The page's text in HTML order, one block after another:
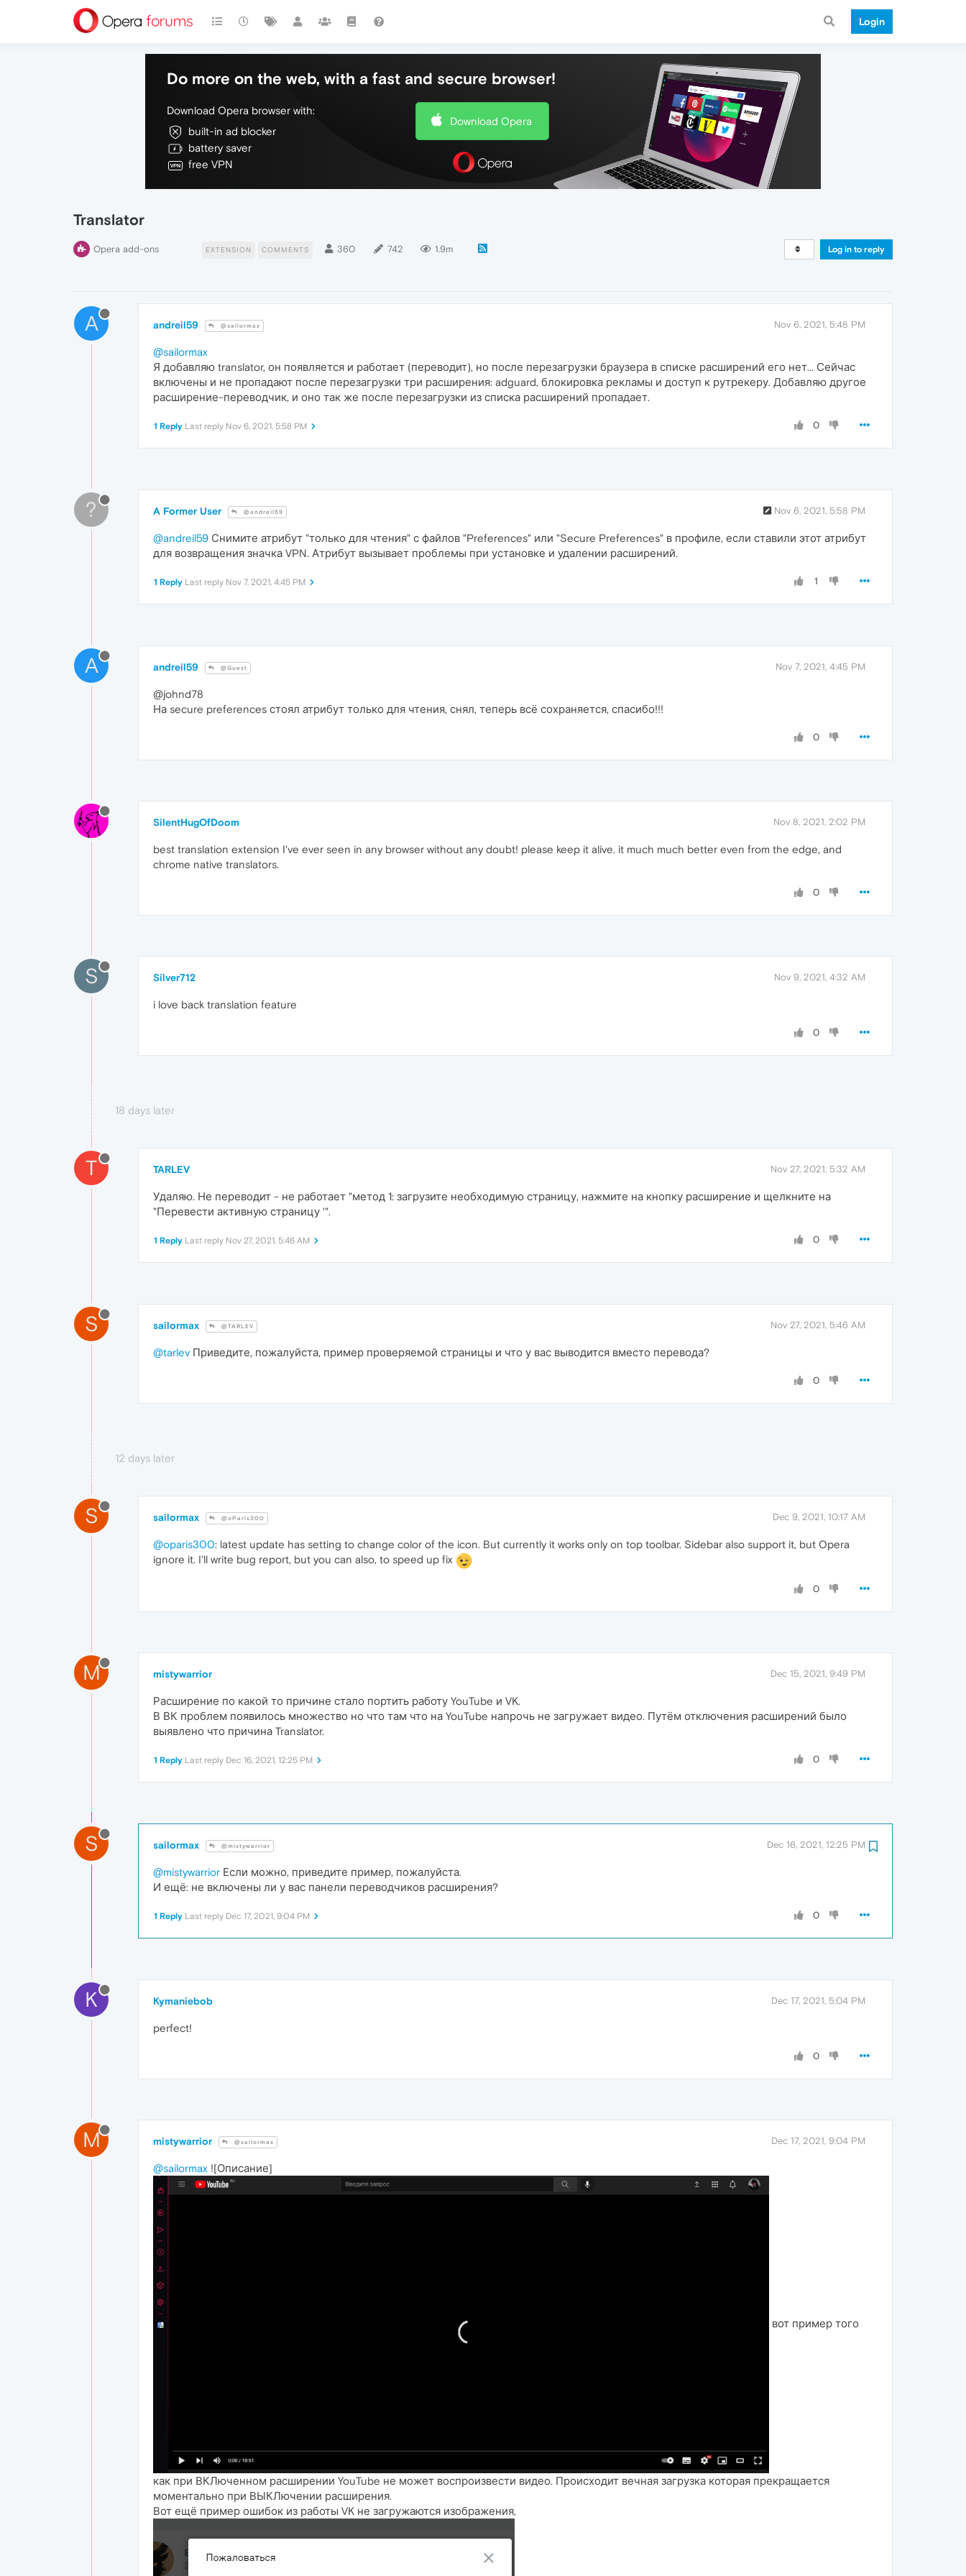
Login
Do more on the web, with a fast and secure browser!
Download Opera browser with:
built-in ad blocker
battery saver
free VPN
Download Opera
Translator
Opera add-ons EXTENSION COMMENTS 360 742 1.9m Log in to reply
A andreil59 @sailormax Nov 6, 2021, 5:48 PM
@sailormax
Я добавляю translator, он появляется и работает (переводит), но после перезагрузки браузера в списке расширений его нет... Сейчас
включены и не пропадают после перезагрузки три расширения: adguard, блокировка рекламы и доступ к рутрекеру. Добавляю другое
расширение-переводчик, и оно так же после перезагрузки из списка расширений пропадает.
0
1 Reply Last reply Nov 6, 2021, 5:58 PM
? A Former User @andreil59 Nov 6, 2021, 5:58 PM
@andreil59 Снимите атрибут "только для чтения" с файлов "Preferences" или "Secure Preferences" в профиле, если ставили этот атрибут
для возвращения значка VPN. Атрибут вызывает проблемы при установке и удалении расширений.
1
1 Reply Last reply Nov 7, 2021, 4:45 PM
A andreil59 @Guest Nov 7, 2021, 4:45 PM
@johnd78
На secure preferences стоял атрибут только для чтения, снял, теперь всё сохраняется, спасибо!!!
0
SilentHugOfDoom Nov 8, 2021, 2:02 PM
best translation extension I've ever seen in any browser without any doubt! please keep it alive. it much much better even from the edge, and
chrome native translators.
0
S Silver712 Nov 9, 2021, 4:32 AM
i love back translation feature
0
18 days later
T TARLEV Nov 27, 2021, 5:32 AM
Удаляю. Не переводит - не работает "метод 1: загрузите необходимую страницу, нажмите на кнопку расширение и щелкните на
"Перевести активную страницу '".
0
1 Reply Last reply Nov 27, 2021, 5:46 AM
S sailormax @TARLEV Nov 27, 2021, 5:46 AM
@tarlev Приведите, пожалуйста, пример проверяемой страницы и что у вас выводится вместо перевода?
0
12 days later
S sailormax @oParis300 Dec 9, 2021, 10:17 AM
@oparis300: latest update has setting to change color of the icon. But currently it works only on top toolbar. Sidebar also support it, but Opera
ignore it. I'll write bug report, but you can also, to speed up fix
0
M mistywarrior Dec 15, 2021, 9:49 PM
Расширение по какой то причине стало портить работу YouTube и VK.
В ВК проблем появилось множество но что там что на YouTube напрочь не загружает видео. Путём отключения расширений было
выявлено что причина Translator.
0
1 Reply Last reply Dec 16, 2021, 12:25 PM
S sailormax @mistywarrior Dec 16, 2021, 12:25 PM
@mistywarrior Если можно, приведите пример, пожалуйста.
И ещё: не включены ли у вас панели переводчиков расширения?
0
1 Reply Last reply Dec 17, 2021, 9:04 PM
K Kymaniebob Dec 17, 2021, 5:04 PM
perfect!
0
M mistywarrior @sailormax Dec 17, 2021, 9:04 PM
@sailormax ![Описание]
вот пример того
как при ВКЛюченном расширении YouTube не может воспроизвести видео. Происходит вечная загрузка которая прекращается
моментально при ВЫКЛючении расширения.
Вот ещё пример ошибок из работы VK не загружаются изображения,